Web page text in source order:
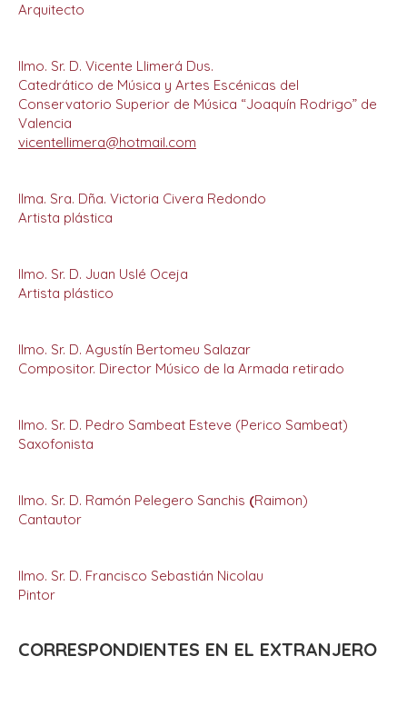
Arquitecto
Ilmo. Sr. D. Vicente Llimerá Dus.
Catedrático de Música y Artes Escénicas del
Conservatorio Superior de Música “Joaquín Rodrigo” de
Valencia
vicentellimera@hotmail.com
Ilma. Sra. Dña. Victoria Civera Redondo
Artista plástica
Ilmo. Sr. D. Juan Uslé Oceja
Artista plástico
Ilmo. Sr. D. Agustín Bertomeu Salazar
Compositor. Director Músico de la Armada retirado
Ilmo. Sr. D. Pedro Sambeat Esteve (Perico Sambeat)
Saxofonista
Ilmo. Sr. D. Ramón Pelegero Sanchis (Raimon)
Cantautor
Ilmo. Sr. D. Francisco Sebastián Nicolau
Pintor
CORRESPONDIENTES EN EL EXTRANJERO